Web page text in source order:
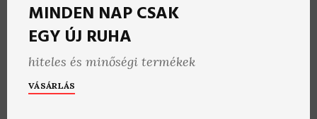
MINDEN NAP CSAK
EGY ÚJ RUHA
hiteles és minőségi termékek
VÁSÁRLÁS